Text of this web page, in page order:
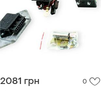
2081 грн 0